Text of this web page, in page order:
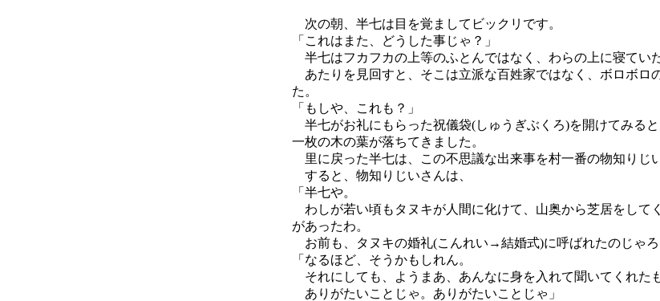
次の朝、半七は目を覚ましてビックリです。
「これはまた、どうした事じゃ？」
半七はフカフカの上等のふとんではなく、わらの上に寝てい
あたりを見回すと、そこは立派な百姓家ではなく、ボロボロ
た。
「もしや、これも？」
半七がお礼にもらった祝儀袋(しゅうぎぶくろ)を開けてみる
一枚の木の葉が落ちてきました。
里に戻った半七は、この不思議な出来事を村一番の物知りじ
すると、物知りじいさんは、
「半七や。
わしが若い頃もタヌキが人間に化けて、山奥から芝居をして
があったわ。
お前も、タヌキの婚礼(こんれい→結婚式)に呼ばれたのじゃろ
「なるほど、そうかもしれん。
それにしても、ようまあ、あんなに身を入れて聞いてくれた
ありがたいことじゃ。ありがたいことじゃ」